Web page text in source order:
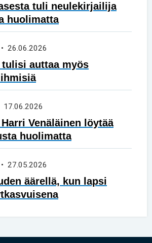
tuli neulekirjailija
huolimatta
• 26.06.2026
auttaa myös
17.06.2026
Venäläinen löytää
huolimatta
• 27.05.2026
äärellä, kun lapsi